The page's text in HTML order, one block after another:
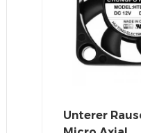
Unterer